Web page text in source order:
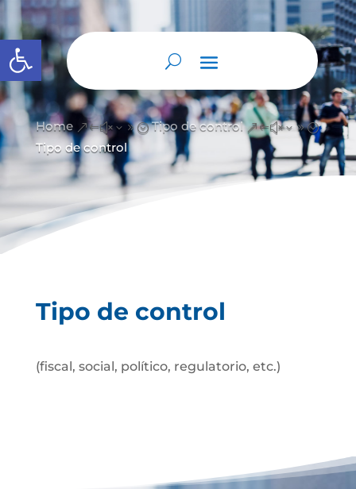
Abrir barra de herramientas
Home &#x39; Tipo de control &#x39;
Tipo de control
Tipo de control
(fiscal, social, político, regulatorio, etc.)